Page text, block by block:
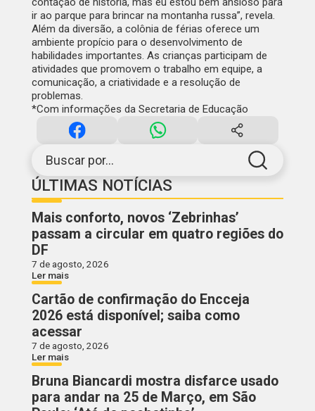
Buscar por...
ÚLTIMAS NOTÍCIAS
Mais conforto, novos ‘Zebrinhas’
passam a circular em quatro regiões do
DF
7 de agosto, 2026
Ler mais
Cartão de confirmação do Encceja
2026 está disponível; saiba como
acessar
7 de agosto, 2026
Ler mais
Bruna Biancardi mostra disfarce usado
para andar na 25 de Março, em São
ir ao parque para brincar na montanha russa”, revela.
Além da diversão, a colônia de férias oferece um
ambiente propício para o desenvolvimento de
habilidades importantes. As crianças participam de
atividades que promovem o trabalho em equipe, a
comunicação, a criatividade e a resolução de
problemas.
*Com informações da Secretaria de Educação